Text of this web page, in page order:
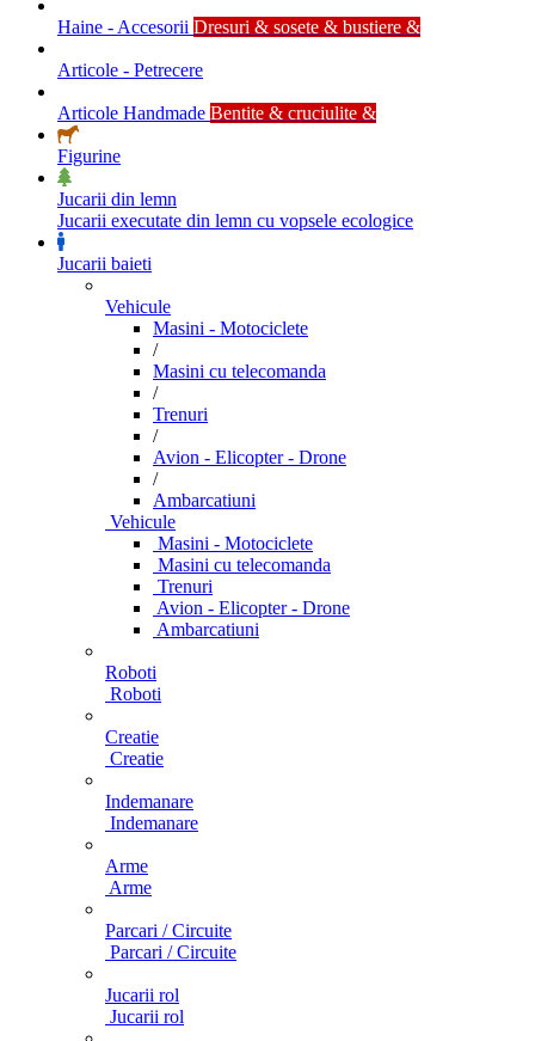
Haine - Accesorii Dresuri & sosete & bustiere &
Articole - Petrecere
Articole Handmade Bentite & cruciulite &
Figurine
Jucarii din lemn
Jucarii executate din lemn cu vopsele ecologice
Jucarii baieti
Vehicule
Masini - Motociclete
/
Masini cu telecomanda
/
Trenuri
/
Avion - Elicopter - Drone
/
Ambarcatiuni
Vehicule
Masini - Motociclete
Masini cu telecomanda
Trenuri
Avion - Elicopter - Drone
Ambarcatiuni
Roboti
Roboti
Creatie
Creatie
Indemanare
Indemanare
Arme
Arme
Parcari / Circuite
Parcari / Circuite
Jucarii rol
Jucarii rol